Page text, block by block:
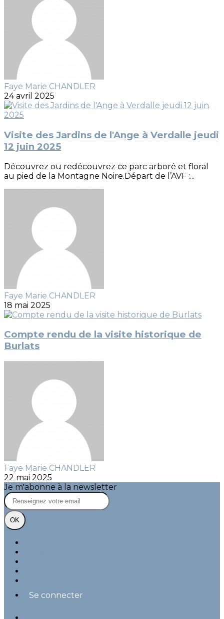
Faye Marie CHANDLER
24 avril 2025
Visite des Jardins de l'Ange à Verdalle jeudi
12 juin 2025
Découvrez ou redécouvrez ce parc arboré et floral
au pied de la Montagne Noire.Départ de l’AVF :...
Faye Marie CHANDLER
18 mai 2025
Compte rendu de la visite historique de
Burlats
Faye Marie CHANDLER
22 mai 2025
Je m'abonne à la newsletter
OK
Se connecter